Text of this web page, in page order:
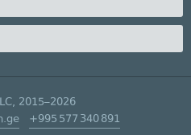
2015–2026
+995 577 340 891